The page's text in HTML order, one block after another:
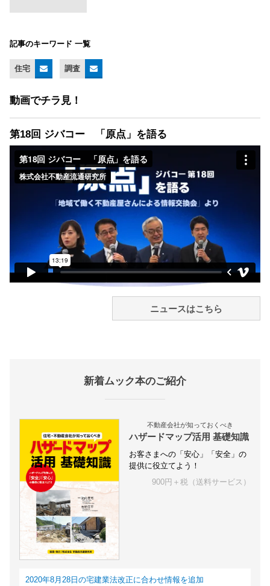
記事のキーワード 一覧
住宅 調査
動画でチラ見！
第18回 ジバコー 「原点」を語る
ニュースはこちら
新着ムック本のご紹介
不動産会社が知っておくべき
ハザードマップ活用 基礎知識
お客さまへの「安心」「安全」の
提供に役立てよう！
900円＋税（送料サービス）
2020年8月28日の宅建業法改正に合わせ情報を追加